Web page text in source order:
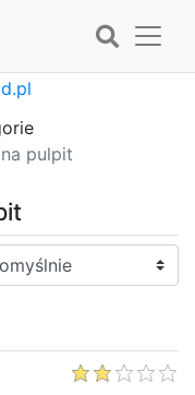
pulpit